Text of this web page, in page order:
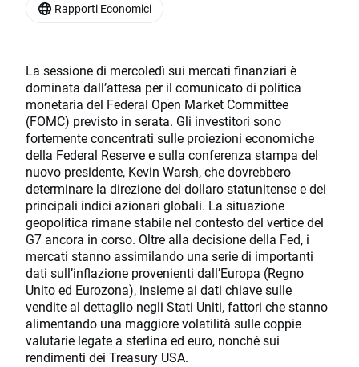
La sessione di mercoledì sui mercati finanziari è
dominata dall’attesa per il comunicato di politica
monetaria del Federal Open Market Committee
(FOMC) previsto in serata. Gli investitori sono
fortemente concentrati sulle proiezioni economiche
della Federal Reserve e sulla conferenza stampa del
nuovo presidente, Kevin Warsh, che dovrebbero
determinare la direzione del dollaro statunitense e dei
principali indici azionari globali. La situazione
geopolitica rimane stabile nel contesto del vertice del
G7 ancora in corso. Oltre alla decisione della Fed, i
mercati stanno assimilando una serie di importanti
dati sull’inflazione provenienti dall’Europa (Regno
Unito ed Eurozona), insieme ai dati chiave sulle
vendite al dettaglio negli Stati Uniti, fattori che stanno
alimentando una maggiore volatilità sulle coppie
valutarie legate a sterlina ed euro, nonché sui
rendimenti dei Treasury USA.
Rapporti Economici